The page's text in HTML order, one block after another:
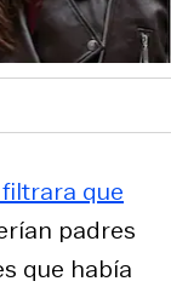
filtrara que
padres
que había